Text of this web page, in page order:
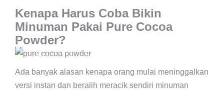
Kenapa Harus Coba Bikin
Minuman Pakai Pure Cocoa
Powder?
Ada banyak alasan kenapa orang mulai meninggalkan
versi instan dan beralih meracik sendiri minuman